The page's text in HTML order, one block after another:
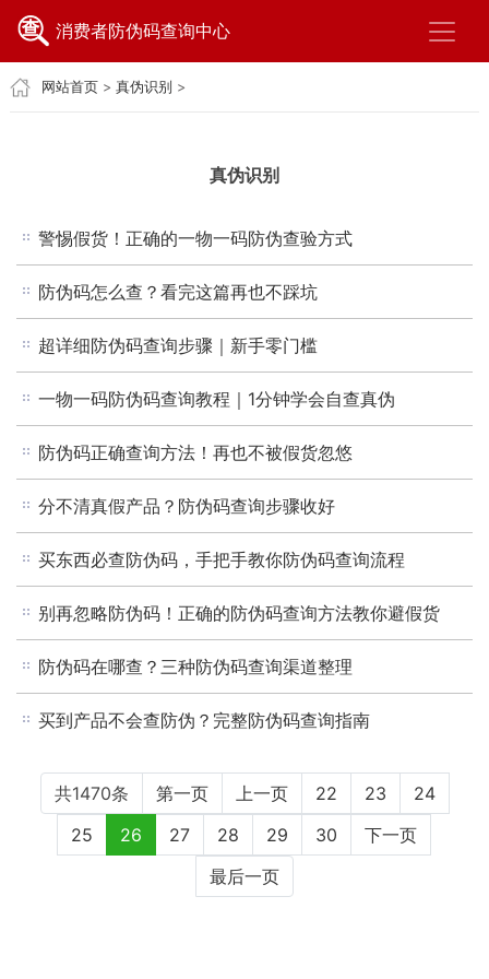
消费者防伪码查询中心
网站首页> 真伪识别 >
真伪识别
警惕假货！正确的一物一码防伪查验方式
防伪码怎么查？看完这篇再也不踩坑
超详细防伪码查询步骤｜新手零门槛
一物一码防伪码查询教程｜1分钟学会自查真伪
防伪码正确查询方法！再也不被假货忽悠
分不清真假产品？防伪码查询步骤收好
买东西必查防伪码，手把手教你防伪码查询流程
别再忽略防伪码！正确的防伪码查询方法教你避假货
防伪码在哪查？三种防伪码查询渠道整理
买到产品不会查防伪？完整防伪码查询指南
共1470条 第一页 上一页 22 23
24
25
26 27 28 29 30
下一页
最后一页